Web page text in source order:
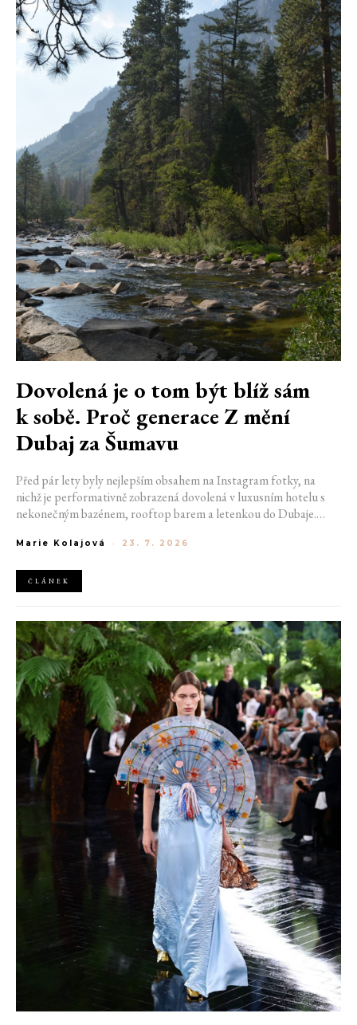
Dovolená je o tom být blíž sám
k sobě. Proč generace Z mění
Dubaj za Šumavu
Před pár lety byly nejlepším obsahem na Instagram fotky, na
nichž je performativně zobrazená dovolená v luxusním hotelu s
nekonečným bazénem, rooftop barem a letenkou do Dubaje.
horách. Ranní koupání v lomu. Výlet vlakem na Šumavu.
Marie Kolajová - 23. 7. 2026
ČLÁNEK